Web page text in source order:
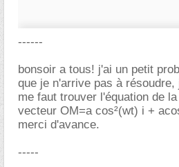
------
bonsoir a tous! j'ai un petit
que je n'arrive pas à
me faut trouver l'équation de
vecteur OM=a cos²(wt) i +
merci d'avance.
-----